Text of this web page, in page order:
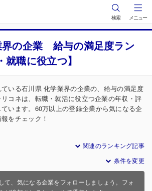
検索 メニュー
の企業 給与の満足度ラン
職に役立つ】
いる石川県 化学業界の企業の、給与の満足度
コネは、転職・就活に役立つ企業の年収・評
います。60万以上の登録企業から気になる企
をチェック！
関連のランキング記事
条件を変更
て、気になる企業をフォローしましょう。フォ